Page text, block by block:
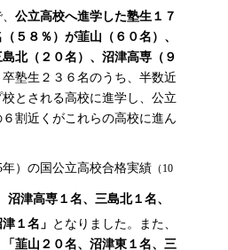
公立高校へ進学した塾生 １７
（５８％） が韮山 （６０名） 、
島北（２０名） 、沼津高専 （９
卒塾生２３６名のうち、半数近
とされる高校に進学し、公立
割近くがこれらの高校に進ん
）の国公立高校合格実績 （10
沼津高専１名、三島北１ 名、
１名 」 となりました。また、
「韮山２０名、沼津東１ 名、三